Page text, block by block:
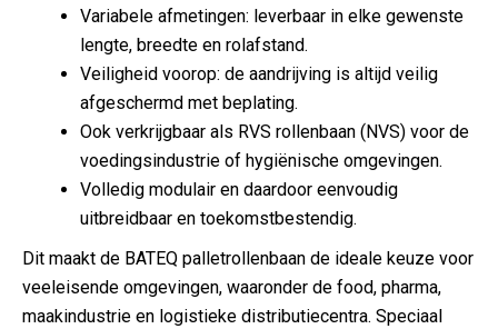
Variabele afmetingen: leverbaar in elke gewenste
lengte, breedte en rolafstand.
Veiligheid voorop: de aandrijving is altijd veilig
afgeschermd met beplating.
Ook verkrijgbaar als RVS rollenbaan (NVS) voor de
voedingsindustrie of hygiënische omgevingen.
Volledig modulair en daardoor eenvoudig
uitbreidbaar en toekomstbestendig.
Dit maakt de BATEQ palletrollenbaan de ideale keuze voor
veeleisende omgevingen, waaronder de food, pharma,
maakindustrie en logistieke distributiecentra. Speciaal